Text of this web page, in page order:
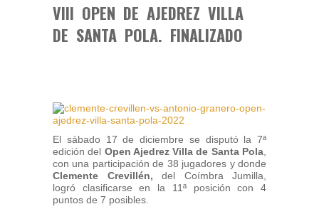
VIII OPEN DE AJEDREZ VILLA
DE SANTA POLA. FINALIZADO
El sábado 17 de diciembre se disputó la 7ª
edición del Open Ajedrez Villa de Santa Pola
con una participación de 38 jugadores y donde
Clemente Crevillén, del Coímbra Jumilla,
logró clasificarse en la 11ª posición con 4
puntos de 7 posibles.